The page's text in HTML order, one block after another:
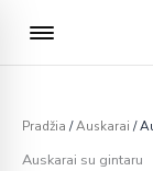
Nemokamas
Pradžia /Auskarai /
Auskarai su gintaru